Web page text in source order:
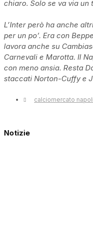
chiaro. Solo se va via un
L’Inter però ha anche
per un po’. Era con
lavora anche su
Carnevali e Marotta. Il
con meno ansia. Resta
staccati Norton-Cuffy e
calciomercato napoli
Notizie